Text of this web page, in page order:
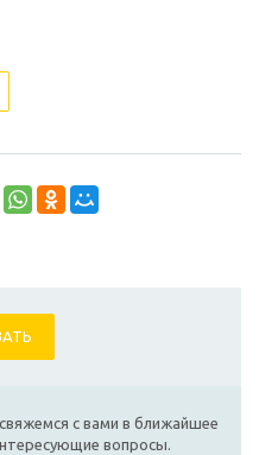
с вами в ближайшее
вопросы.